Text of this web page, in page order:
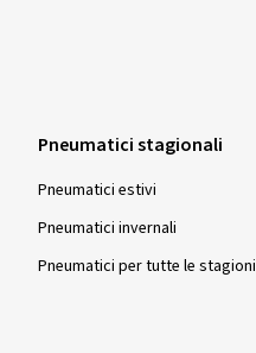
Pneumatici stagionali
Pneumatici estivi
Pneumatici invernali
Pneumatici per tutte le stagioni